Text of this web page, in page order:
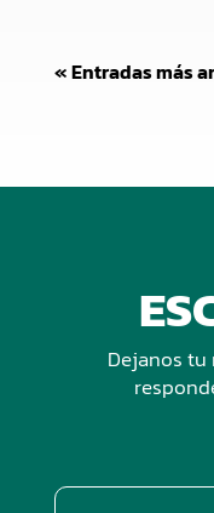
« Entradas más
Dejanos tu